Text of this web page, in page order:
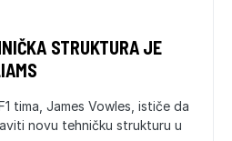
STRUKTURA JE
tima, James Vowles, ističe da
novu tehničku strukturu u